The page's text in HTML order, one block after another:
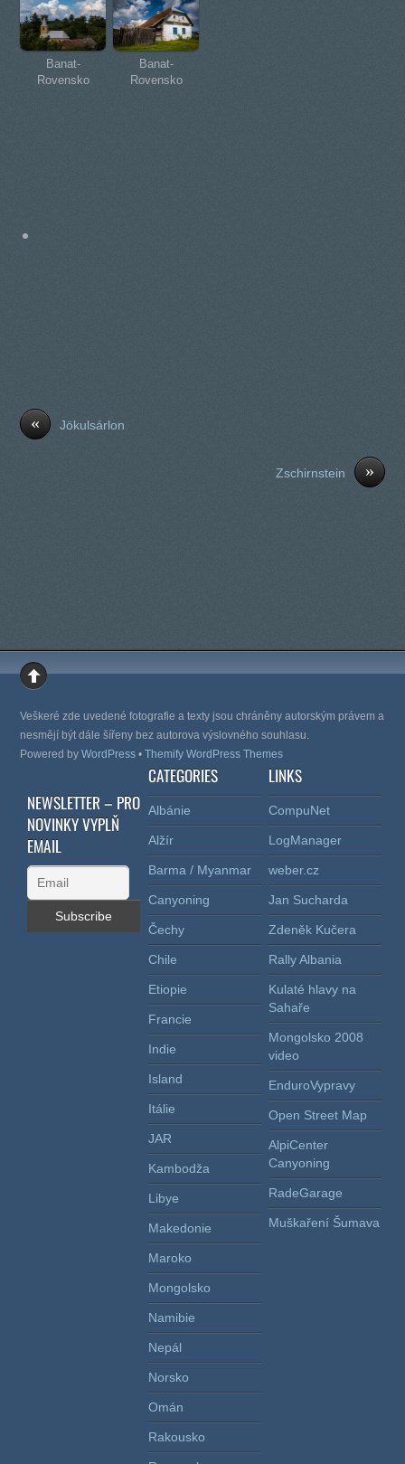
Banat-
Rovensko
Banat-
Rovensko
« Jökulsárlon
»
Zschirnstein
Veškeré zde uvedené fotografie a texty jsou chráněny autorským právem a
nesmějí být dále šířeny bez autorova výslovného souhlasu.
Powered byWordPress •Themify WordPress Themes
NEWSLETTER – PRO
NOVINKY VYPLŇ
EMAIL
CATEGORIES
Albánie
Alžír
Barma / Myanmar
Canyoning
Čechy
Chile
Etiopie
Francie
Indie
Island
Itálie
JAR
Kambodža
Libye
Makedonie
Maroko
Mongolsko
Namibie
Nepál
Norsko
Omán
Rakousko
LINKS
CompuNet
LogManager
weber.cz
Jan Sucharda
Zdeněk Kučera
Rally Albania
Kulaté hlavy na
Sahaře
Mongolsko 2008
video
EnduroVypravy
Open Street Map
AlpiCenter
Canyoning
RadeGarage
Muškaření Šumava